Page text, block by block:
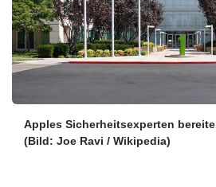
Apples Sicherheitsexperten
(Bild: Joe Ravi / Wikipedia)